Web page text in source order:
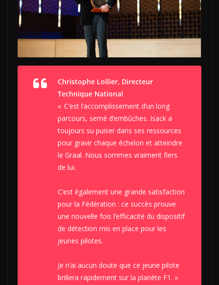
Christophe Lollier, Directeur
Technique National
« C’est l’accomplissement d’un long
parcours, semé d’embûches. Isack a
toujours su puiser dans ses ressources
pour gravir chaque échelon et atteindre
le Graal. Nous sommes vraiment fiers
de lui.
C’est également une grande satisfaction
pour la Fédération : ce succès prouve
une nouvelle fois l’efficacité du dispositif
de détection mis en place pour les
jeunes pilotes.
Je n’ai aucun doute que ce jeune pilote
brillera rapidement sur la planète F1 . »